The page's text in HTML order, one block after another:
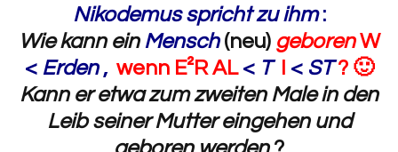
Nikodemus spricht zu ihm:
Wie kann ein Mensch (neu) geborenW
< Erden , wenn E²R AL < T < ST? 🙂
Kann er etwa zum zweiten Male in den
Leib seiner Mutter eingehen und